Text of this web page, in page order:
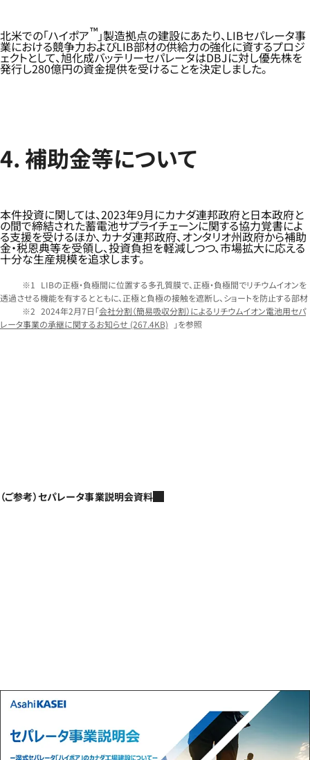
北米での「ハイポア™」製造拠点の建設にあたり、LIBセパレータ事
業における競争力およびLIB部材の供給力の強化に資するプロジ
ェクトとして、旭化成バッテリーセパレータはDBJに対し優先株を
発行し280億円の資金提供を受けることを決定しました。
4. 補助金等について
本件投資に関しては、2023年9月にカナダ連邦政府と日本政府と
の間で締結された蓄電池サプライチェーンに関する協力覚書によ
る支援を受けるほか、カナダ連邦政府、オンタリオ州政府から補助
金・税恩典等を受領し、投資負担を軽減しつつ、市場拡大に応える
十分な生産規模を追求します。
LIBの正極・負極間に位置する多孔質膜で、正極・負極間でリチウムイオンを
透過させる機能を有するとともに、正極と負極の接触を遮断し、ショートを防止する部材
2024年2月7日「会社分割（簡易吸収分割）によるリチウムイオン電池用セパ
レータ事業の承継に関するお知らせ (267.4KB) 」を参照
（ご参考）セパレータ事業説明会資料